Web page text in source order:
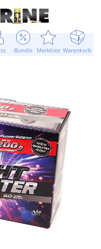
Bundle Merkliste Warenkorb